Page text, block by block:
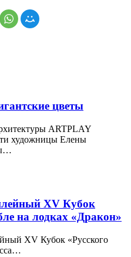
цветы
ARTPLAY
художницы Елены
XV Кубок
на лодках «Дракон»
XV Кубок «Русского